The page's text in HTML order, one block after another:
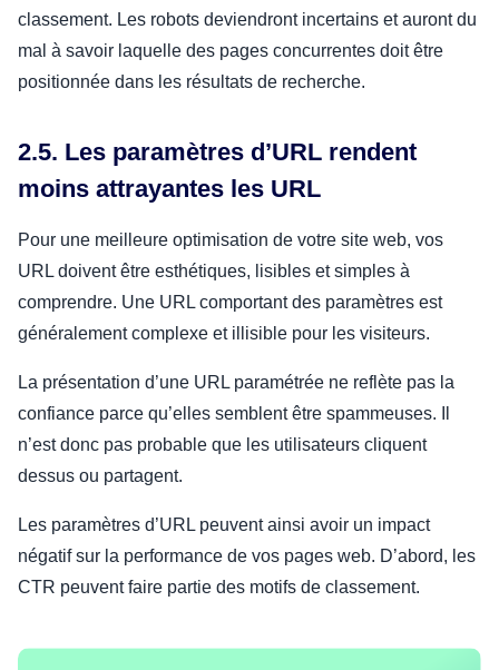
classement. Les robots deviendront incertains et auront du
mal à savoir laquelle des pages concurrentes doit être
positionnée dans les résultats de recherche.
2.5. Les paramètres d’URL rendent
moins attrayantes les URL
Pour une meilleure optimisation de votre site web, vos
URL doivent être esthétiques, lisibles et simples à
comprendre. Une URL comportant des paramètres est
généralement complexe et illisible pour les visiteurs.
La présentation d’une URL paramétrée ne reflète pas la
confiance parce qu’elles semblent être spammeuses. Il
n’est donc pas probable que les utilisateurs cliquent
dessus ou partagent.
Les paramètres d’URL peuvent ainsi avoir un impact
négatif sur la performance de vos pages web. D’abord, les
CTR peuvent faire partie des motifs de classement.